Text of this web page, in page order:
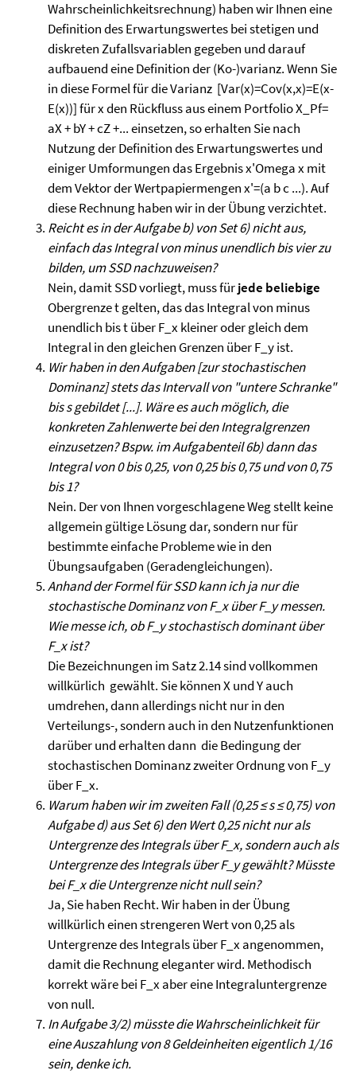
Wahrscheinlichkeitsrechnung) haben wir Ihnen eine
Definition des Erwartungswertes bei stetigen und
diskreten Zufallsvariablen gegeben und darauf
aufbauend eine Definition der (Ko-)varianz. Wenn Sie
in diese Formel für die Varianz [Var(x)=Cov(x,x)=E(x-
E(x))] für x den Rückfluss aus einem Portfolio X_Pf=
aX + bY + cZ +... einsetzen, so erhalten Sie nach
Nutzung der Definition des Erwartungswertes und
einiger Umformungen das Ergebnis x'Omega x mit
dem Vektor der Wertpapiermengen x'=(a b c ...). Auf
diese Rechnung haben wir in der Übung verzichtet.
Reicht es in der Aufgabe b) von Set 6) nicht aus,
einfach das Integral von minus unendlich bis vier zu
bilden, um SSD nachzuweisen?
Nein, damit SSD vorliegt, muss fürjede beliebige
Obergrenze t gelten, das das Integral von minus
unendlich bis t über F_x kleiner oder gleich dem
Integral in den gleichen Grenzen über F_y ist.
Wir haben in den Aufgaben [zur stochastischen
Dominanz] stets das Intervall von "untere Schranke"
bis s gebildet [...]. Wäre es auch möglich, die
konkreten Zahlenwerte bei den Integralgrenzen
einzusetzen? Bspw. im Aufgabenteil 6b) dann das
Integral von 0 bis 0,25, von 0,25 bis 0,75 und von 0,75
bis 1?
Nein. Der von Ihnen vorgeschlagene Weg stellt keine
allgemein gültige Lösung dar, sondern nur für
bestimmte einfache Probleme wie in den
Übungsaufgaben (Geradengleichungen).
Anhand der Formel für SSD kann ich ja nur die
stochastische Dominanz von F_x über F_y messen.
Wie messe ich, ob F_y stochastisch dominant über
F_x ist?
Die Bezeichnungen im Satz 2.14 sind vollkommen
willkürlich gewählt. Sie können X und Y auch
umdrehen, dann allerdings nicht nur in den
Verteilungs-, sondern auch in den Nutzenfunktionen
darüber und erhalten dann die Bedingung der
stochastischen Dominanz zweiter Ordnung von F_y
über F_x.
Warum haben wir im zweiten Fall (0,25 ≤ s ≤ 0,75) von
Aufgabe d) aus Set 6) den Wert 0,25 nicht nur als
Untergrenze des Integrals über F_x, sondern auch als
Untergrenze des Integrals über F_y gewählt? Müsste
bei F_x die Untergrenze nicht null sein?
Ja, Sie haben Recht. Wir haben in der Übung
willkürlich einen strengeren Wert von 0,25 als
Untergrenze des Integrals über F_x angenommen,
damit die Rechnung eleganter wird. Methodisch
korrekt wäre bei F_x aber eine Integraluntergrenze
von null.
In Aufgabe 3/2) müsste die Wahrscheinlichkeit für
eine Auszahlung von 8 Geldeinheiten eigentlich 1/16
sein, denke ich.